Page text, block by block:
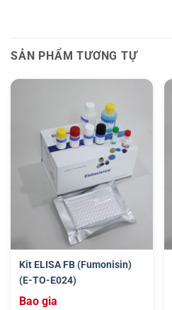
SẢN PHẨM TƯƠNG TỰ
Kit ELISA FB (Fumonisin)
(E-TO-E024)
Bao gia